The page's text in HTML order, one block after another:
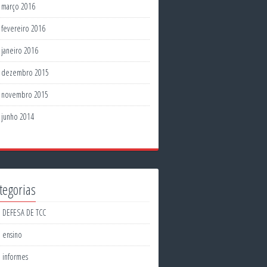
março 2016
fevereiro 2016
janeiro 2016
dezembro 2015
novembro 2015
junho 2014
DEFESA DE TCC
ensino
informes